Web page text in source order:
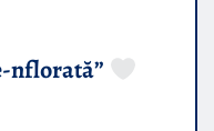
nflorată”